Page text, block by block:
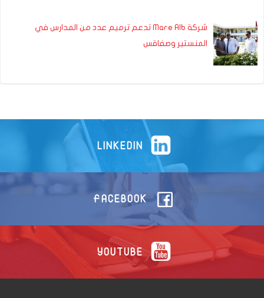
شركة Mare Alb تدعم ترميم عدد من المدارس في
المنستير وصفاقس
LINKEDIN
FACEBOOK
YOUTUBE